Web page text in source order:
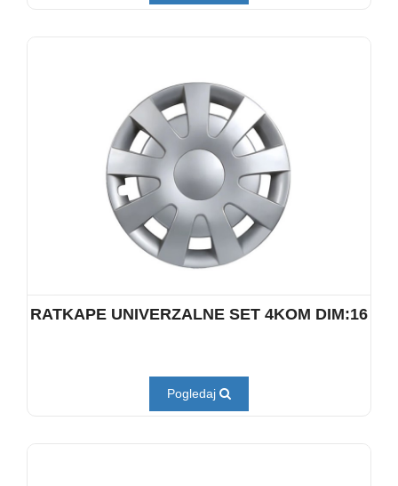
RATKAPE UNIVERZALNE SET 4KOM DIM:16
Pogledaj